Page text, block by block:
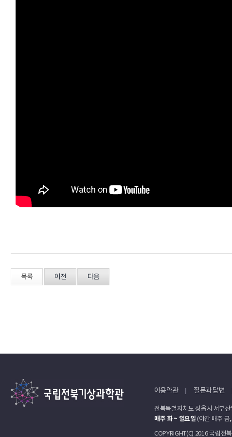
목록 이전 다음
이용약관 질문과 답변
전북특별자치도 정읍시 서부
매주 화 ~ 일요일 (야간 매주 금
COPYRIGHT(C) 2016 국립전